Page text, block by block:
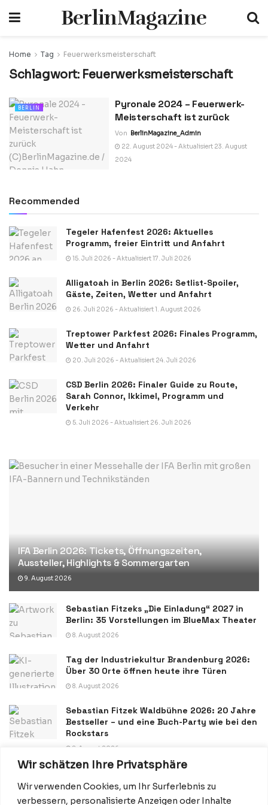
Wir schätzen Ihre Privatsphäre
Wir verwenden Cookies, um Ihr Surferlebnis zu
verbessern, personalisierte Anzeigen oder Inhalte
BerlinMagazine
Home Tag Feuerwerksmeisterschaft
Schlagwort: Feuerwerksmeisterschaft
BERLIN
Pyronale 2024 – Feuerwerk-
Meisterschaft ist zurück
Von BerlinMagazine_Admin
22. August 2024 - Aktualisiert 23. August
2024
Recommended
Tegeler Hafenfest 2026: Aktuelles
Programm, freier Eintritt und Anfahrt
15. Juli 2026 - Aktualisiert 17. Juli 2026
Alligatoah in Berlin 2026: Setlist-Spoiler,
Gäste, Zeiten, Wetter und Anfahrt
26. Juli 2026 - Aktualisiert 1. August 2026
Treptower Parkfest 2026: Finales Programm,
Wetter und Anfahrt
20. Juli 2026 - Aktualisiert 24. Juli 2026
CSD Berlin 2026: Finaler Guide zu Route,
Sarah Connor, Ikkimel, Programm und
Verkehr
5. Juli 2026 - Aktualisiert 26. Juli 2026
IFA Berlin 2026: Tickets, Öffnungszeiten,
Aussteller, Highlights & Sommergarten
9. August 2026
Sebastian Fitzeks „Die Einladung“ 2027 in
Berlin: 35 Vorstellungen im BlueMax Theater
8. August 2026
Tag der Industriekultur Brandenburg 2026:
Über 30 Orte öffnen heute ihre Türen
8. August 2026
Sebastian Fitzek Waldbühne 2026: 20 Jahre
Bestseller – und eine Buch-Party wie bei den
Rockstars
8. August 2026